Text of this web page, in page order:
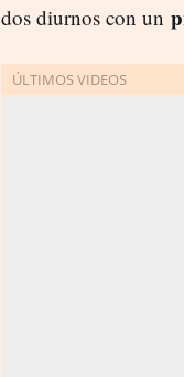
dos diurnos con un